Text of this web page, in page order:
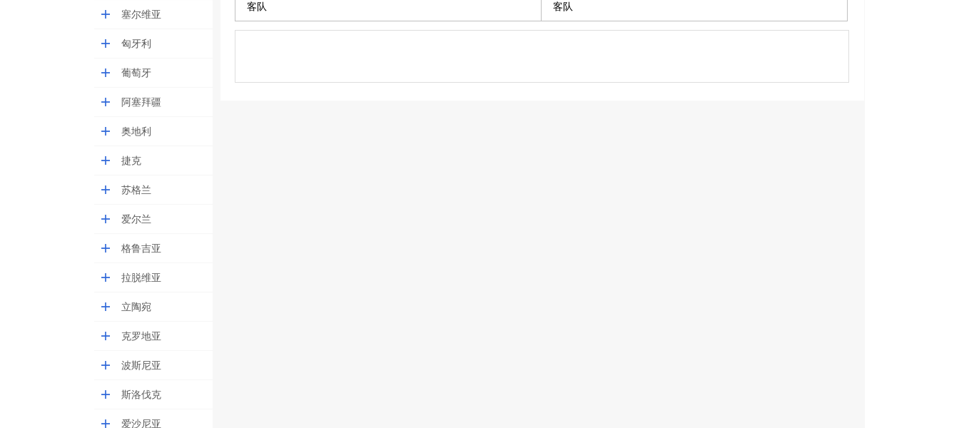
塞尔维亚
匈牙利
葡萄牙
阿塞拜疆
奥地利
捷克
苏格兰
爱尔兰
格鲁吉亚
拉脱维亚
立陶宛
克罗地亚
波斯尼亚
斯洛伐克
爱沙尼亚
客队 客队